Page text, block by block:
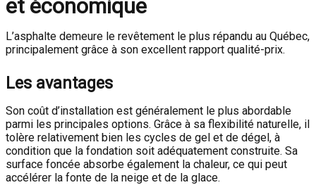
et économique
L’asphalte demeure le revêtement le plus répandu au Québec,
principalement grâce à son excellent rapport qualité-prix.
Les avantages
Son coût d’installation est généralement le plus abordable
parmi les principales options. Grâce à sa flexibilité naturelle, il
tolère relativement bien les cycles de gel et de dégel, à
condition que la fondation soit adéquatement construite. Sa
surface foncée absorbe également la chaleur, ce qui peut
accélérer la fonte de la neige et de la glace.